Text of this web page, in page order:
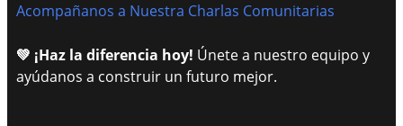
Acompañanos a Nuestra Charlas Comunitarias
💚 ¡Haz la diferencia hoy! Únete a nuestro equipo y
ayúdanos a construir un futuro mejor.